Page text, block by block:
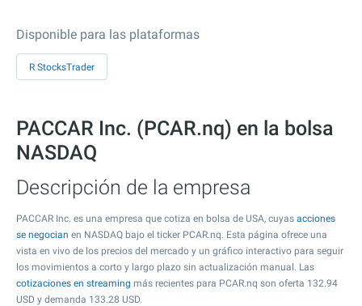
Disponible para las plataformas
R StocksTrader
PACCAR Inc. (PCAR.nq) en la bolsa
NASDAQ
Descripción de la empresa
PACCAR Inc. es una empresa que cotiza en bolsa de USA, cuyas acciones
se negocian en NASDAQ bajo el ticker PCAR.nq. Esta página ofrece una
vista en vivo de los precios del mercado y un gráfico interactivo para seguir
los movimientos a corto y largo plazo sin actualización manual. Las
cotizaciones en streaming más recientes para PCAR.nq son oferta 132.94
USD y demanda 133.28 USD.